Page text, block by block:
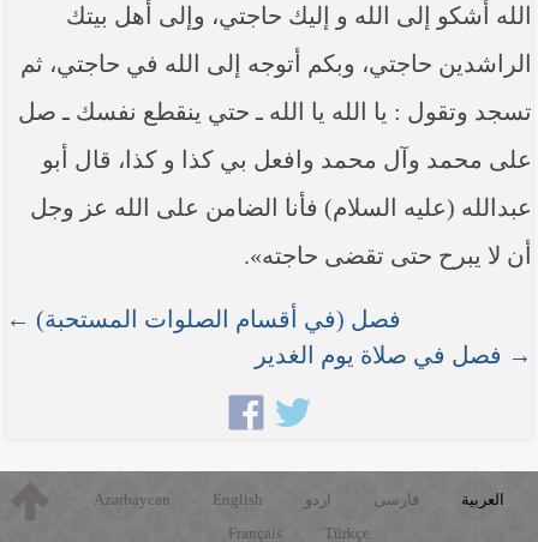
الله أشكو إلى الله و إليك حاجتي، وإلى أهل بيتك
الراشدين حاجتي، وبكم أتوجه إلى الله في حاجتي، ثم
تسجد وتقول : يا الله يا الله ـ حتي ينقطع نفسك ـ صل
على محمد وآل محمد وافعل بي كذا و كذا، قال أبو
عبدالله (عليه السلام) فأنا الضامن على الله عز وجل
أن لا يبرح حتى تقضى حاجته».
فصل (في أقسام الصلوات المستحبة) ←
→ فصل في صلاة يوم الغدير
العربية فارسی اردو English
Azərbaycan
Türkçe
Français